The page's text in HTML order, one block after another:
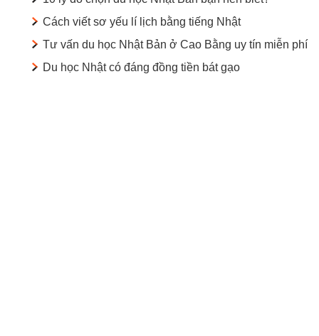
Cách viết sơ yếu lí lịch bằng tiếng Nhật
Tư vấn du học Nhật Bản ở Cao Bằng uy tín miễn phí
Du học Nhật có đáng đồng tiền bát gạo